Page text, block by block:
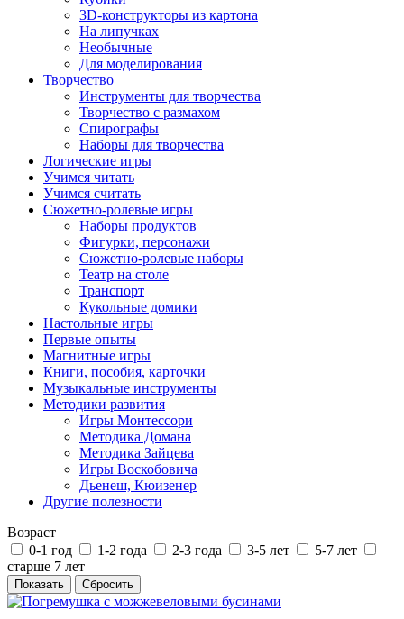
3D-конструкторы из картона
На липучках
Необычные
Для моделирования
Творчество
Инструменты для творчества
Творчество с размахом
Спирографы
Наборы для творчества
Логические игры
Учимся читать
Учимся считать
Сюжетно-ролевые игры
Наборы продуктов
Фигурки, персонажи
Сюжетно-ролевые наборы
Театр на столе
Транспорт
Кукольные домики
Настольные игры
Первые опыты
Магнитные игры
Книги, пособия, карточки
Музыкальные инструменты
Методики развития
Игры Монтессори
Методика Домана
Методика Зайцева
Игры Воскобовича
Дьенеш, Кюизенер
Другие полезности
Возраст
0-1 год
1-2 года 2-3 года 3-5 лет
5-7 лет
старше 7 лет